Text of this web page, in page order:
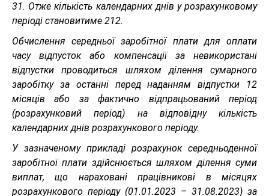
31. Отже кількість календарних днів у розрахунковому
періоді становитиме 212.
Обчислення середньої заробітної плати для оплати
часу відпусток або компенсації за невикористані
відпустки проводиться шляхом ділення сумарного
заробітку за останні перед наданням відпустки 12
місяців або за фактично відпрацьований період
(розрахунковий період) на відповідну кількість
календарних днів розрахункового періоду.
У зазначеному прикладі розрахунок середньоденної
заробітної плати здійснюється шляхом ділення суми
виплат, що нараховані працівникові в місяцях
розрахункового періоду (01.01.2023 – 31.08.2023) за